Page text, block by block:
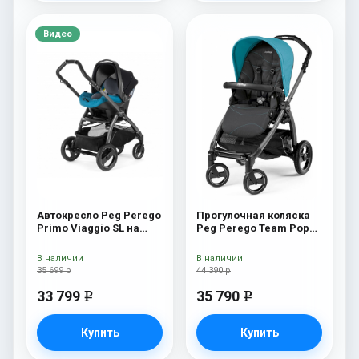
Видео
Автокресло Peg Perego
Primo Viaggio SL на
White/Black) Oceano
35 699 р
33 799 e
Купить
В наличии
Прогулочная коляска
Peg Perego Team Pop
Scuba
44 390 р
35 790 e
Купить
В наличии